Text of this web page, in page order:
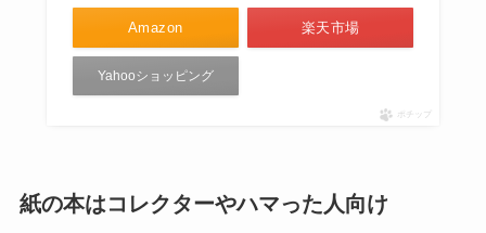
Amazon 楽天市場
Yahooショッピング
ポチップ
紙の本はコレクターやハマった人向け